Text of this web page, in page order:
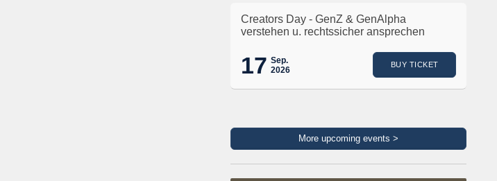
Creators Day - GenZ & GenAlpha
verstehen u. rechtssicher ansprechen
17 Sep.
2026
BUY TICKET
More upcoming events >